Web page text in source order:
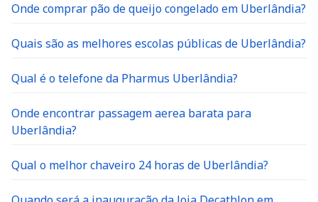
Onde comprar pão de queijo congelado em Uberlândia?
Quais são as melhores escolas públicas de Uberlândia?
Qual é o telefone da Pharmus Uberlândia?
Onde encontrar passagem aerea barata para
Uberlândia?
Qual o melhor chaveiro 24 horas de Uberlândia?